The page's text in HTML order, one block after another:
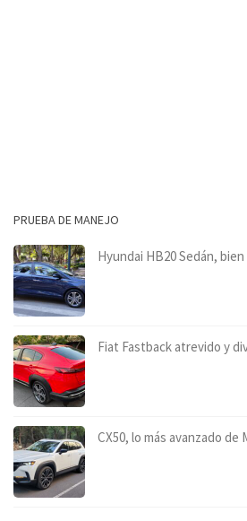
PRUEBA DE MANEJO
Hyundai HB20 Sedán,
Fiat Fastback atrevido y
CX50, lo más avanzado de